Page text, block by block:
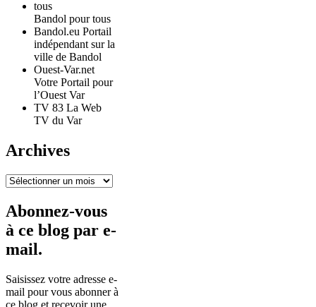
Bandol pour tous
Bandol.eu Portail
indépendant sur la
ville de Bandol
Ouest-Var.net
Votre Portail pour
l’Ouest Var
TV 83 La Web
TV du Var
Archives
Archives
Abonnez-vous
à ce blog par e-
mail.
Saisissez votre adresse e-
mail pour vous abonner à
ce blog et recevoir une